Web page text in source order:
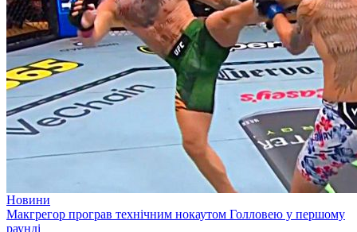
Новини
Макгрегор програв технічним нокаутом Голловею у першому
раунді